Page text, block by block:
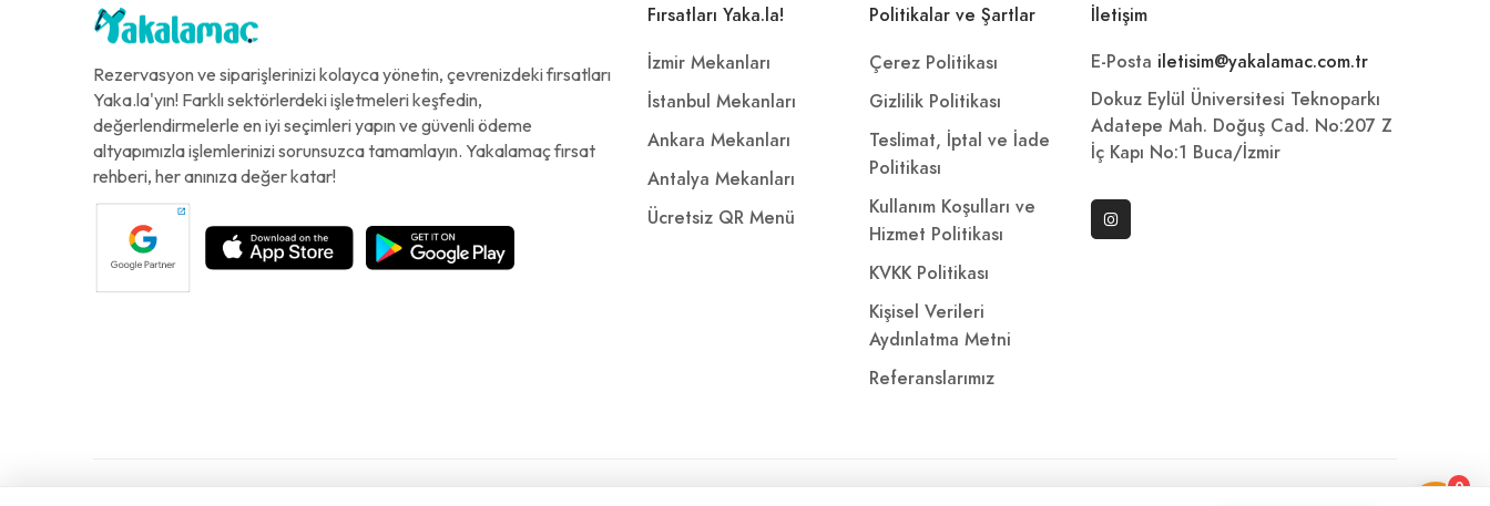
0
Rezervasyon ve siparişlerinizi kolayca yönetin, çevrenizdeki fırsatları
Yaka.la'yın! Farklı sektörlerdeki işletmeleri keşfedin,
değerlendirmelerle en iyi seçimleri yapın ve güvenli ödeme
altyapımızla işlemlerinizi sorunsuzca tamamlayın. Yakalamaç fırsat
rehberi, her anınıza değer katar!
Fırsatları Yaka.la!
İzmir Mekanları
İstanbul Mekanları
Ankara Mekanları
Antalya Mekanları
Ücretsiz QR Menü
Politikalar ve Şartlar
Çerez Politikası
Gizlilik Politikası
Teslimat, İptal ve İade
Politikası
Kullanım Koşulları ve
Hizmet Politikası
KVKK Politikası
Kişisel Verileri
Aydınlatma Metni
Referanslarımız
İletişim
E-Posta iletisim@yakalamac.com.tr
Dokuz Eylül Üniversitesi Teknoparkı
Adatepe Mah. Doğuş Cad. No:207 Z
İç Kapı No:1 Buca/İzmir